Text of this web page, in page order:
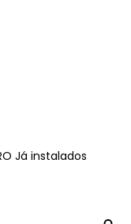
Já instalados